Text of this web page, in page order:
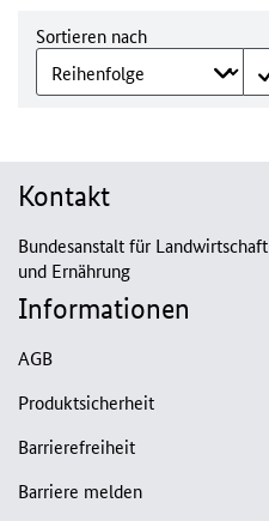
Sortieren nach
Kontakt
Bundesanstalt für Landwirtschaft
und Ernährung
Informationen
AGB
Produktsicherheit
Barrierefreiheit
Barriere melden